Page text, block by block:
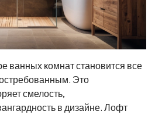
ванных комнат становится все
Это
смелость,
в дизайне. Лофт